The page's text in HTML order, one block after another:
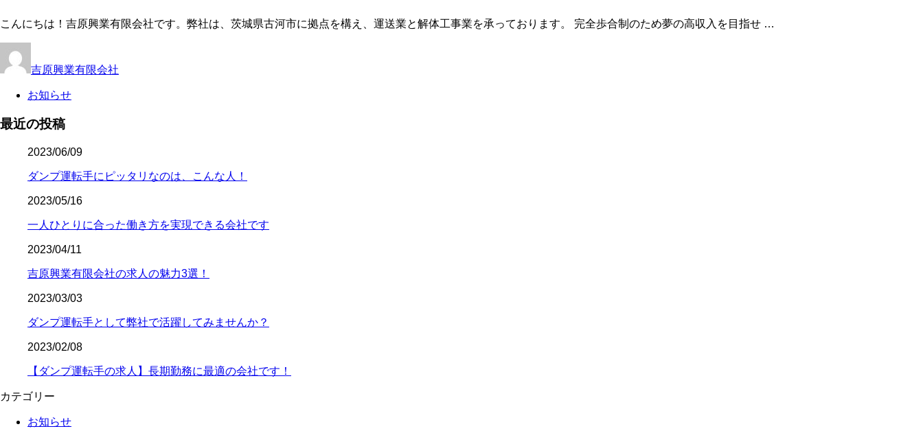
こんにちは！吉原興業有限会社です。弊社は、茨城県古河市に拠点を構え、運送業と解体工事業を承っております。 完全歩合制のため夢の高収入を目指せ …
吉原興業有限会社
お知らせ
最近の投稿
2023/06/09
ダンプ運転手にピッタリなのは、こんな人！
2023/05/16
一人ひとりに合った働き方を実現できる会社です
2023/04/11
吉原興業有限会社の求人の魅力3選！
2023/03/03
ダンプ運転手として弊社で活躍してみませんか？
2023/02/08
【ダンプ運転手の求人】長期勤務に最適の会社です！
カテゴリー
お知らせ